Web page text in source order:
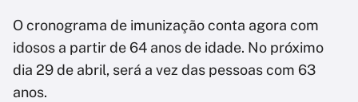
O cronograma de imunização conta agora com
idosos a partir de 64 anos de idade. No próximo
dia 29 de abril, será a vez das pessoas com 63
anos.